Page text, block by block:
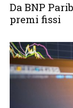
Da BNP
premi fissi